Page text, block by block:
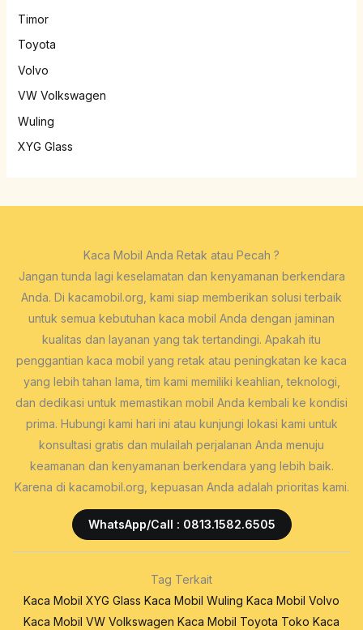
Timor
Toyota
Volvo
VW Volkswagen
Wuling
XYG Glass
Kaca Mobil Anda Retak atau Pecah ?
Jangan tunda lagi keselamatan dan kenyamanan berkendara
Anda. Di kacamobil.org, kami siap memberikan solusi terbaik
untuk semua kebutuhan kaca mobil Anda dengan jaminan
kualitas dan layanan yang tak tertandingi. Apakah itu
penggantian kaca mobil yang retak atau peningkatan ke kaca
yang lebih tahan lama, tim kami memiliki keahlian, teknologi,
dan dedikasi untuk memastikan mobil Anda kembali ke kondisi
prima. Hubungi kami hari ini atau kunjungi lokasi kami untuk
konsultasi gratis dan mulailah perjalanan Anda menuju
keamanan dan kenyamanan berkendara yang lebih baik.
Karena di kacamobil.org, kepuasan Anda adalah prioritas kami.
WhatsApp/Call : 0813.1582.6505
Tag Terkait
Kaca Mobil XYG Glass Kaca Mobil Wuling Kaca Mobil Volvo
Kaca Mobil VW Volkswagen Kaca Mobil Toyota Toko Kaca